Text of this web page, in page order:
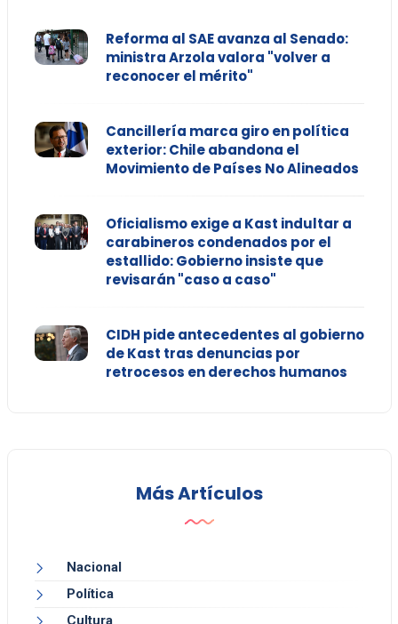
Reforma al SAE avanza al Senado:
ministra Arzola valora "volver a
reconocer el mérito"
Cancillería marca giro en política
exterior: Chile abandona el
Movimiento de Países No Alineados
Oficialismo exige a Kast indultar a
carabineros condenados por el
estallido: Gobierno insiste que
revisarán "caso a caso"
CIDH pide antecedentes al gobierno
de Kast tras denuncias por
retrocesos en derechos humanos
Más Artículos
Nacional
Política
Cultura